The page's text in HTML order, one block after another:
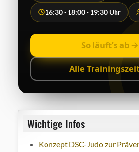
16:30 · 18:00 · 19:30 Uhr
So läuft’s ab
Alle
Wichtige Infos
Konzept DSC-Judo zur